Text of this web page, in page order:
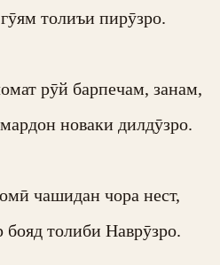
толиъи пирӯзро.
рӯй барпечам, занам,
новаки дилдӯзро.
чашидан чора нест,
бояд толиби Наврӯзро.